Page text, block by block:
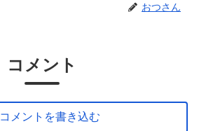
おつさん
コメント
コメントを書き込む